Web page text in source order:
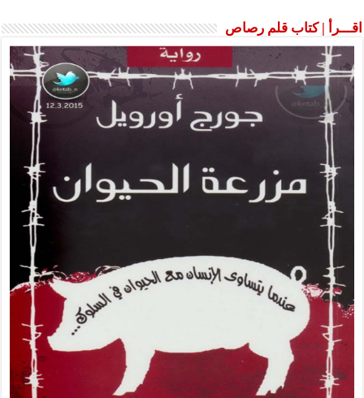
اقـــرأ | كتاب قلم رصاص